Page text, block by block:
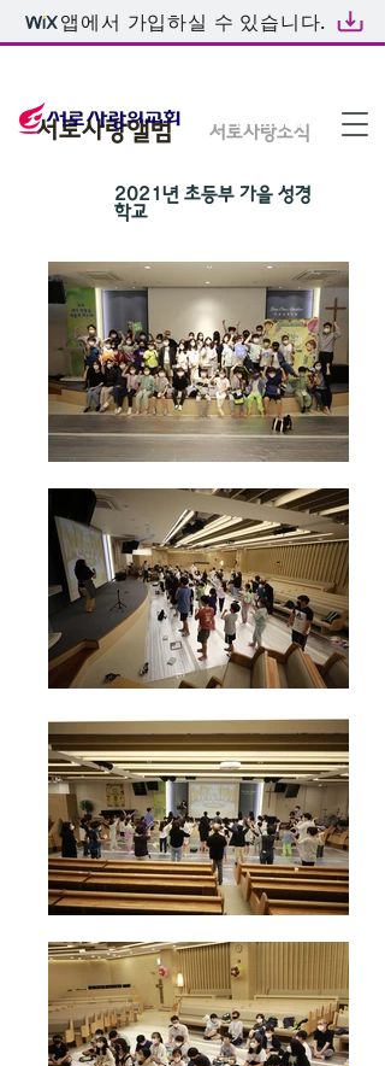
앱에서 가입하실 수 있습니다.
온라인예배
서로사랑앨범 서로사랑소식
2021년 초등부 가을 성경
학교